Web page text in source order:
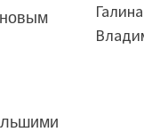
новым
Галина